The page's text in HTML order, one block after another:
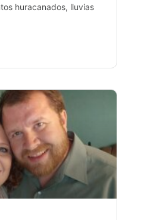
huracanados, lluvias